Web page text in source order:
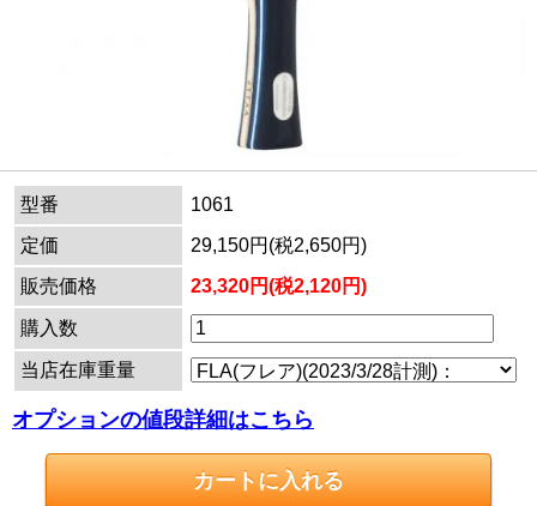
型番
1061
定価
29,150円(税2,650円)
販売価格
23,320円(税2,120円)
購入数
当店在庫重量
オプションの値段詳細はこちら